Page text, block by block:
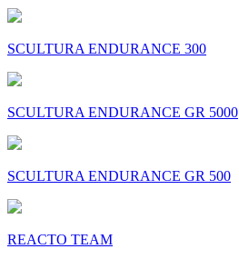
SCULTURA ENDURANCE 300
SCULTURA ENDURANCE GR 5000
SCULTURA ENDURANCE GR 500
REACTO TEAM